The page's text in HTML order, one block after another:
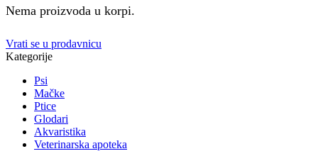
Nema proizvoda u korpi.
Vrati se u prodavnicu
Kategorije
Psi
Mačke
Ptice
Glodari
Akvaristika
Veterinarska apoteka